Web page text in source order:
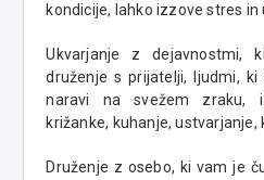
kondicije, lahko izzove stres
Ukvarjanje z dejavnostmi,
druženje s prijatelji, ljudmi,
naravi na svežem zraku,
križanke, kuhanje, ustvarjanje,
Druženje z osebo, ki vam je